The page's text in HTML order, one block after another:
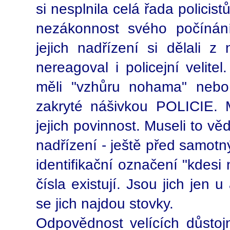
si nesplnila celá řada
nezákonnost svého
jejich nadřízení si dělali z
nereagoval i policejní
měli "vzhůru nohama"
zakryté nášivkou
jejich povinnost. Museli to
nadřízení - ještě před
identifikační označení "kdesi
čísla existují. Jsou jich jen u
se jich najdou stovky.
Odpovědnost velících